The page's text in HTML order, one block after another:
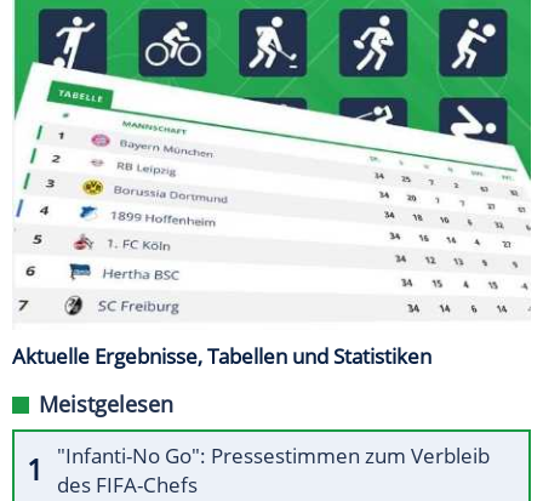
Aktuelle Ergebnisse, Tabellen und Statistiken
Meistgelesen
"Infanti-No Go": Pressestimmen zum Verbleib
des FIFA-Chefs